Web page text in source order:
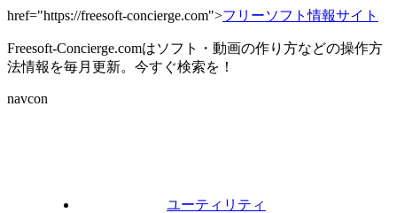
href="https://freesoft-concierge.com">フリーソフト情報サイト
Freesoft-Concierge.comはソフト・動画の作り方などの操作方
法情報を毎月更新。今すぐ検索を！
navcon
ユーティリティ